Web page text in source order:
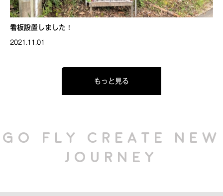
看板設置しました！
2021.11.01
もっと見る
GO FLY CREATE NEW
JOURNEY